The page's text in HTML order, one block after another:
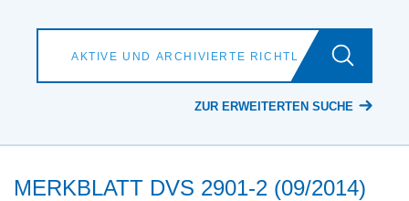
ZUR ERWEITERTEN SUCHE
MERKBLATT DVS 2901-2 (09/2014)